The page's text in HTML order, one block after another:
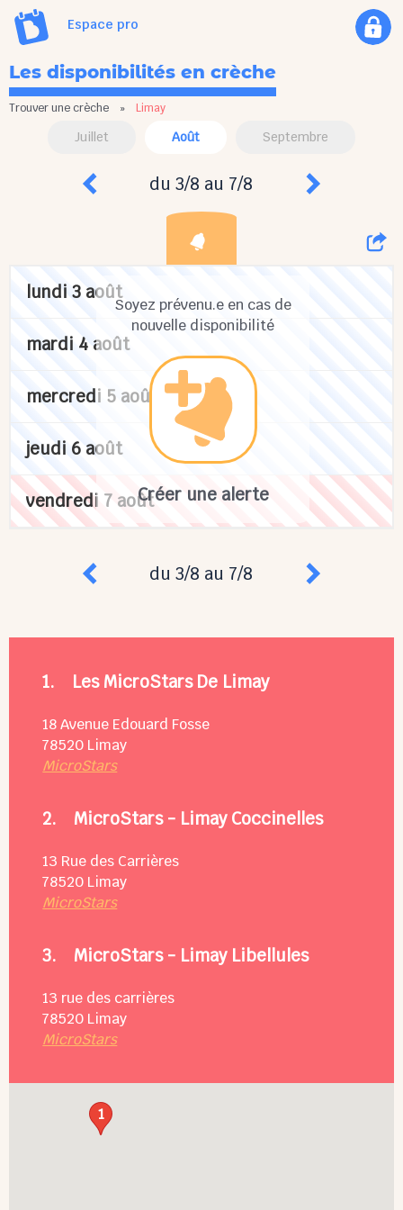
Espace pro
Les disponibilités en crèche
Trouver une crèche » Limay
Juillet Août Septembre
du 3/8 au 7/8
Soyez prévenu.e en cas de
nouvelle disponibilité
Créer une alerte
lundi 3 août
mardi 4 août
mercredi 5 août
jeudi 6 août
vendredi 7 août
du 3/8 au 7/8
1. Les MicroStars De Limay
18 Avenue Edouard Fosse
78520 Limay
MicroStars
2. MicroStars - Limay Coccinelles
13 Rue des Carrières
78520 Limay
MicroStars
3. MicroStars - Limay Libellules
13 rue des carrières
78520 Limay
MicroStars
1